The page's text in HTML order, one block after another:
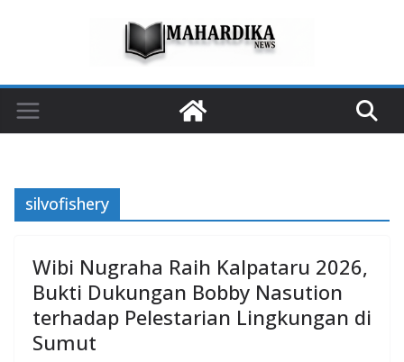
silvofishery
Wibi Nugraha Raih Kalpataru 2026,
Bukti Dukungan Bobby Nasution
terhadap Pelestarian Lingkungan di
Sumut